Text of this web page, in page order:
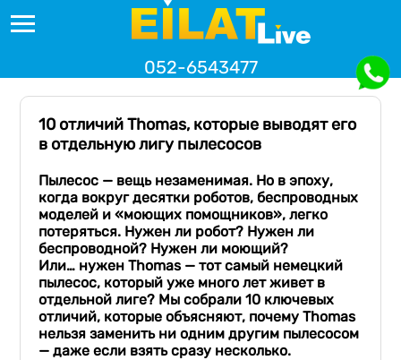
052-6543477
10 отличий Thomas, которые выводят его
в отдельную лигу пылесосов
Пылесос — вещь незаменимая. Но в эпоху,
когда вокруг десятки роботов, беспроводных
моделей и «моющих помощников», легко
потеряться. Нужен ли робот? Нужен ли
беспроводной? Нужен ли моющий?
Или… нужен Thomas — тот самый немецкий
пылесос, который уже много лет живет в
отдельной лиге? Мы собрали 10 ключевых
отличий, которые объясняют, почему Thomas
нельзя заменить ни одним другим пылесосом
— даже если взять сразу несколько.